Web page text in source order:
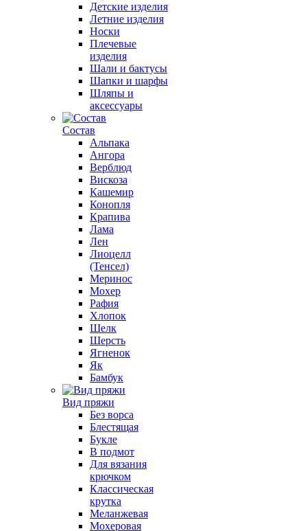
Детские изделия
Летние изделия
Носки
Плечевые
изделия
Шали и бактусы
Шапки и шарфы
Шляпы и
аксессуары
Состав
Альпака
Ангора
Верблюд
Вискоза
Кашемир
Конопля
Крапива
Лама
Лен
Лиоцелл
(Тенсел)
Меринос
Мохер
Рафия
Хлопок
Шелк
Шерсть
Ягненок
Як
Бамбук
Вид пряжи
Без ворса
Блестящая
Букле
В подмот
Для вязания
крючком
Классическая
крутка
Меланжевая
Мохеровая